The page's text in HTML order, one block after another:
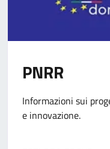
Pon Metro
Progetti per